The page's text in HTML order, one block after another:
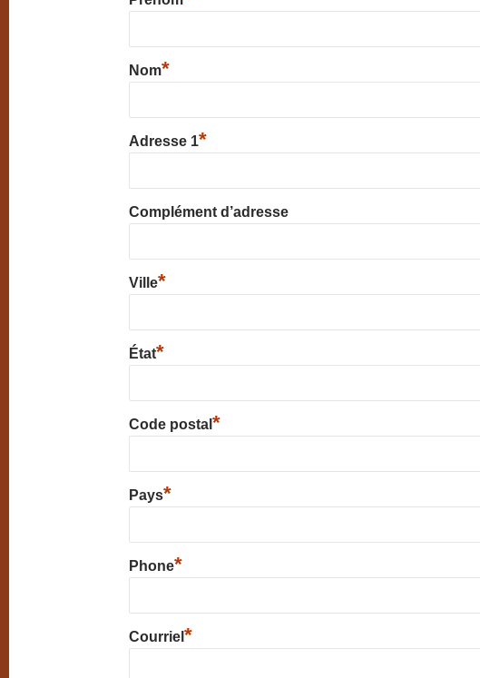
Nom*
Adresse 1*
Complément d’adresse
Ville*
État*
Code postal*
Pays*
Phone*
Courriel*